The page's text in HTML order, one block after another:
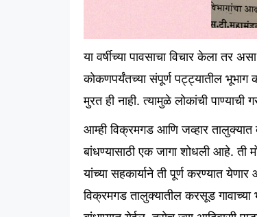
या वर्षीच्या पावसाचा विचार केला तर असा
कोकणपर्यंतच्या संपूर्ण पट्ट्यातील भूभाग
मुरत ही नाही.त्यामुळे लोकांची पाण्याची
आम्ही विक्रमगड आणि जव्हार तालुक्यात
बांधण्यासाठी एक जागा शोधली आहे.ती
यांच्या सहकार्याने ती पूर्ण करण्यात येणार
विक्रमगड तालुक्यातील करसूड गावाच्या